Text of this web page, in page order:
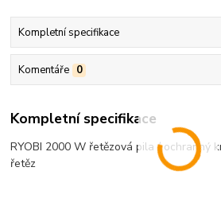
Kompletní specifikace
Komentáře 0
Kompletní specifikace
RYOBI 2000 W řetězová pila / ochranný
řetěz